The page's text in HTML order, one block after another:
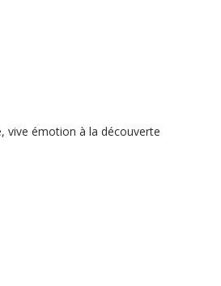
vive émotion à la découverte